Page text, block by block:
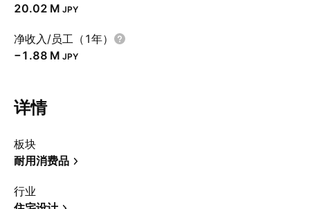
‪20.02 M‬ JPY
净收入/员工（1年）
‪−1.88 M‬ JPY
详情
板块
耐用消费品
行业